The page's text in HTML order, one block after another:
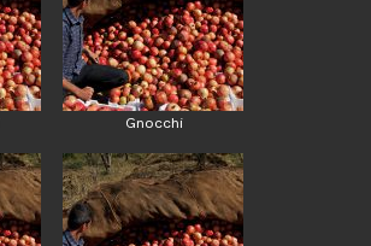
Gnocchi